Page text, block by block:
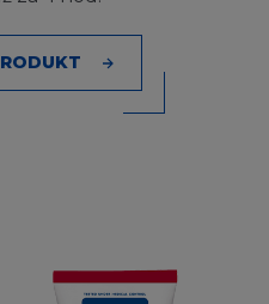
kopírovat informace
účelu, a